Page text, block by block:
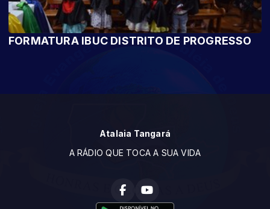
FORMATURA IBUC DISTRITO DE PROGRESSO
Atalaia Tangará
A RÁDIO QUE TOCA A SUA VIDA